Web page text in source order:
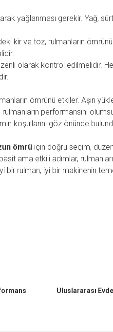
yağlanması gerekir. Yağ,
kir ve toz, rulmanların ömrünü
olarak kontrol edilmelidir.
ömrünü etkiler. Aşırı
performansını
koşullarını göz önünde
ömrüiçin doğru seçim,
ama etkili adımlar,
bir rulman, iyi bir makinenin
Uluslararası